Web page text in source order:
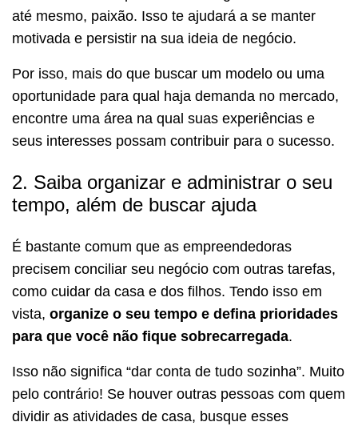
até mesmo, paixão. Isso te ajudará a se manter
motivada e persistir na sua ideia de negócio.
Por isso, mais do que buscar um modelo ou uma
oportunidade para qual haja demanda no mercado,
encontre uma área na qual suas experiências e
seus interesses possam contribuir para o sucesso.
2. Saiba organizar e administrar o seu
tempo, além de buscar ajuda
É bastante comum que as empreendedoras
precisem conciliar seu negócio com outras tarefas,
como cuidar da casa e dos filhos. Tendo isso em
vista, organize o seu tempo e defina prioridades
para que você não fique sobrecarregada.
Isso não significa “dar conta de tudo sozinha”. Muito
pelo contrário! Se houver outras pessoas com quem
dividir as atividades de casa, busque esses